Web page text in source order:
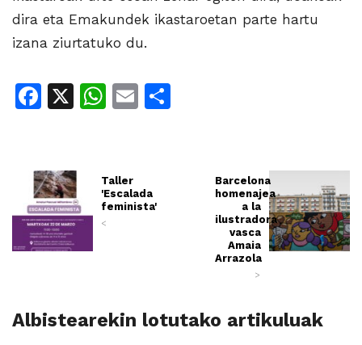
dira eta Emakundek ikastaroetan parte hartu
izana ziurtatuko du.
Facebook
X WhatsApp
Email
Taller
'Escalada
feminista'
<
Barcelona
homenajea
a la
ilustradora
vasca
Amaia
Arrazola
>
Albistearekin lotutako artikuluak